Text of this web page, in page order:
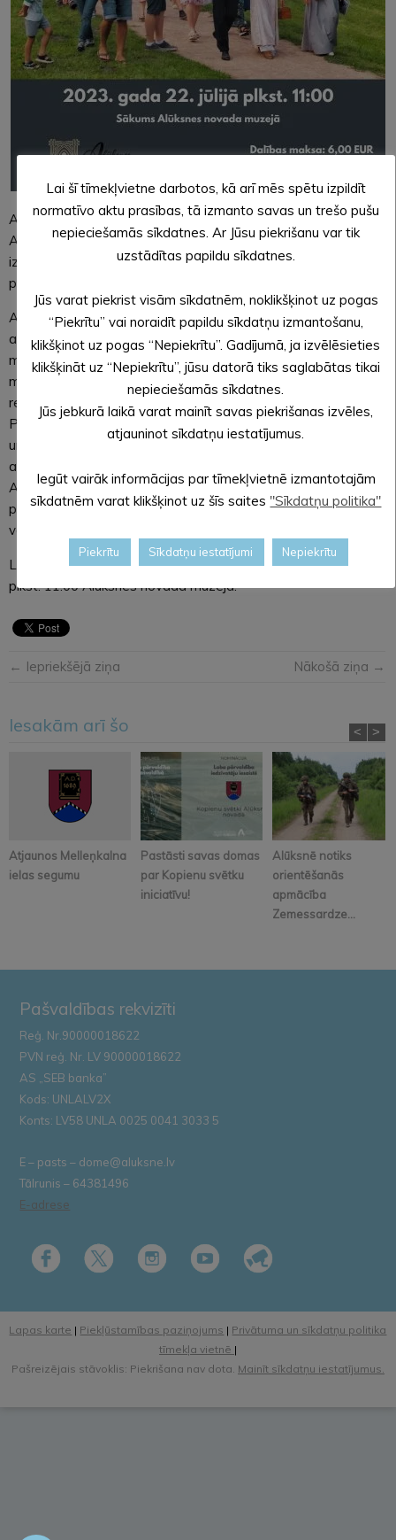
Alūksnes novada muzeja aicina uz publisko ekskursiju pa
Alūksnes novada muzeju un Alūksnes Muižas parku, kas jau
izveidojusies par ikmēneša piedāvājumu un pulcē aizvien
plašāku apmeklētāju loku.
Aicinām iepazīt un izzināt Alūksnes un tās apkārtnes vēsturi,
apmeklējot 2023.gada 22.jūlijā plkst.11:00 Alūksnes novada
muzeja organizēto publisko ekskursiju pa Alūksnes novada
muzeju un Alūksnes Muižas parku. Pasākums notiek divas
reizes mēnesī un pulcē aizvien plašāku apmeklētāju loku.
Pasākuma mērķis ir iepazīstināt Alūksnes viesus un pilsētas
un novada iedzīvotājus ar Alūksnes novada muzejā
aplūkojamo ekspozīciju un izstāžu saturu, iepazīties ar
Alūksnes Muižas parka dabas un mākslas vērtībām un
pavadīt saturīgi un izzinoši laiku. Tā ir iespēja cilvēkiem, kuri
vēlas apskatīt muzeju un parku gida pavadībā.
Laipni aicināti uz sestdienas pastaigu! Ekskursijas sākums
plkst. 11:00 Alūksnes novada muzejā.
← Iepriekšējā ziņa Nākošā ziņa →
Iesakām arī šo
Atjaunos Melleņkalna
ielas segumu
Pastāsti savas domas
par Kopienu svētku
iniciatīvu!
Alūksnē notiks
orientēšanās
apmācība
Zemessardze...
< >
Pašvaldības rekvizīti
Reģ. Nr.90000018622
PVN reģ. Nr. LV 90000018622
AS „SEB banka”
Kods: UNLALV2X
Konts: LV58 UNLA 0025 0041 3033 5
E – pasts – dome@aluksne.lv
Tālrunis – 64381496
E-adrese
Lapas karte | Piekļūstamības paziņojums | Privātuma un sīkdatņu politika
tīmekļa vietnē |
Pašreizējais stāvoklis: Piekrišana nav dota. Mainīt sīkdatņu iestatījumus.
Lai šī tīmekļvietne darbotos, kā arī mēs spētu izpildīt
normatīvo aktu prasības, tā izmanto savas un trešo pušu
nepieciešamās sīkdatnes. Ar Jūsu piekrišanu var tik
uzstādītas papildu sīkdatnes.
Jūs varat piekrist visām sīkdatnēm, noklikšķinot uz pogas
“Piekrītu” vai noraidīt papildu sīkdatņu izmantošanu,
klikšķinot uz pogas “Nepiekrītu”. Gadījumā, ja izvēlēsieties
klikšķināt uz “Nepiekrītu”, jūsu datorā tiks saglabātas tikai
nepieciešamās sīkdatnes.
Jūs jebkurā laikā varat mainīt savas piekrišanas izvēles,
atjauninot sīkdatņu iestatījumus.
Iegūt vairāk informācijas par tīmekļvietnē izmantotajām
sīkdatnēm varat klikšķinot uz šīs saites "Sīkdatņu politika"
Piekrītu Sīkdatņu iestatījumi Nepiekrītu